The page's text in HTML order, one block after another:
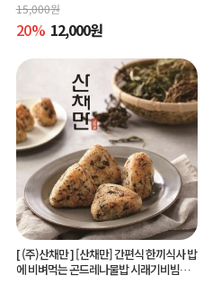
15,000원
20% 12,000원
[ (주)산채만 ][산채만] 간편식 한끼식사 밥
에 비벼먹는 곤드레나물밥 시래기비빔밥